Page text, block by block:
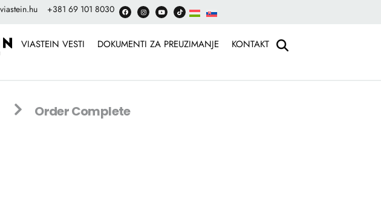
+381 69 101 8030
VIASTEIN VESTI DOKUMENTI ZA PREUZIMANJE KONTAKT
Order Complete